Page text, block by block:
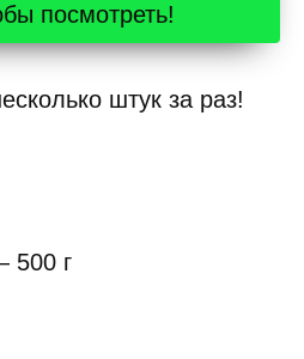
посмотреть!
штук за раз!
500 г